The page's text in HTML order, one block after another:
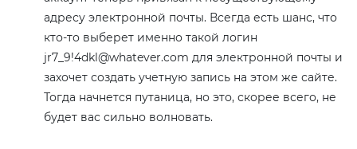
адресу электронной почты. Всегда есть шанс, что
кто-то выберет именно такой логин
jr7_9!4dkl@whatever.com для электронной почты и
захочет создать учетную запись на этом же сайте.
Тогда начнется путаница, но это, скорее всего, не
будет вас сильно волновать.